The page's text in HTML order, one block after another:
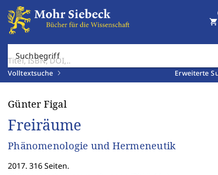
Suchbegriff
Volltextsuche Erweiterte
shopping_cart
Günter Figal
Freiräume
Phänomenologie und Hermeneutik
2017. 316 Seiten.